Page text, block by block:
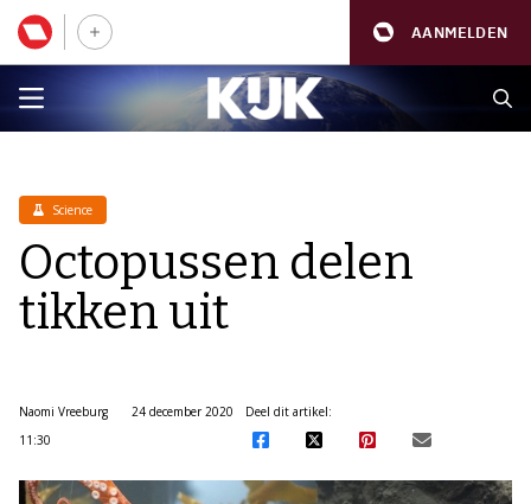
AANMELDEN
Science
Octopussen delen
tikken uit
Naomi Vreeburg
24 december 2020
11:30
Deel dit artikel: